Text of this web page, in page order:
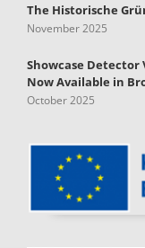
The Historische
November 2025
Showcase Detector
Now Available in
October 2025